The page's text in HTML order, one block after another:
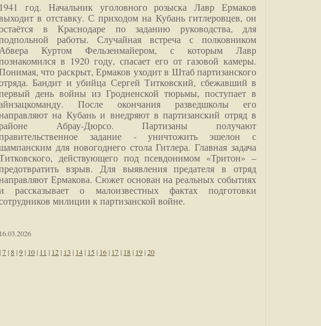
1941 год. Начальник уголовного розыска Лавр Ермаков
в отставку. С приходом на Кубань гитлеровцев, он
в Краснодаре по заданию руководства, для
работы. Случайная встреча с полковником
Абвера Куртом Фельзенмайером, с которым Лавр
в 1920 году, спасает его от газовой камеры.
что раскрыт, Ермаков уходит в Штаб партизанского
Бандит и убийца Сергей Титковский, сбежавший в
день войны из Гродненской тюрьмы, поступает в
После окончания разведшколы его
на Кубань и внедряют в партизанский отряд в
Абрау-Дюрсо. Партизаны получают
задание - уничтожить эшелон с
для новогоднего стола Гитлера. Главная задача
действующего под псевдонимом «Тритон» –
взрыв. Для выявления предателя в отряд
Ермакова. Сюжет основан на реальных событиях
рассказывает о малоизвестных фактах подготовки
милиции к партизанской войне.
16.03.2026
|7|8|9| 10| 11 | 12| 13 | 14| 15 | 16| 17| 18| 19|20